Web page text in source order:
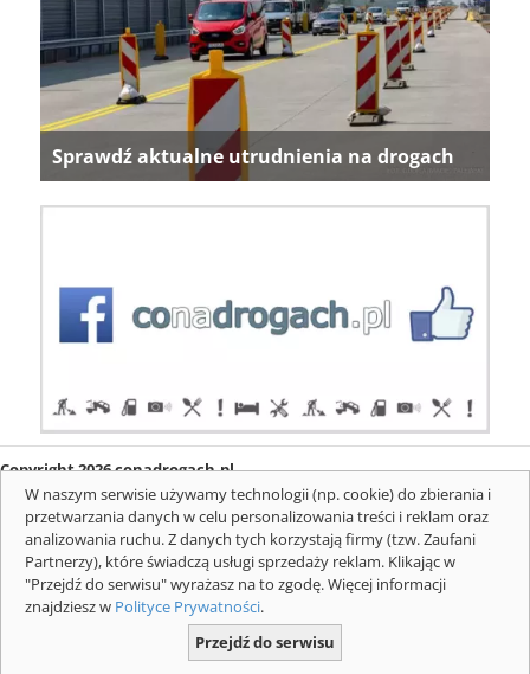
Sprawdź aktualne utrudnienia na drogach
Copyright 2026 conadrogach.pl
O firmie
Redakcja Regulamin
Informacje o cookies
Mapa serwisu
Komunikaty
W naszym serwisie używamy technologii (np. cookie) do zbierania i
przetwarzania danych w celu personalizowania treści i reklam oraz
analizowania ruchu. Z danych tych korzystają firmy (tzw. Zaufani
Partnerzy), które świadczą usługi sprzedaży reklam. Klikając w
"Przejdź do serwisu" wyrażasz na to zgodę. Więcej informacji
znajdziesz w Polityce Prywatności.
Przejdź do serwisu